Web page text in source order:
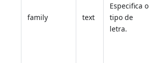
family text
Especifica o
tipo de
letra.